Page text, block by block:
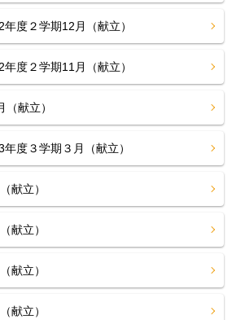
度２学期12月（献立）
度２学期11月（献立）
献立）
度３学期３月（献立）
献立）
献立）
献立）
献立）